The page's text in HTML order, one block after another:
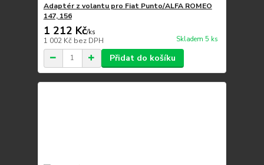
Adaptér z volantu pro Fiat Punto/ALFA ROMEO
147, 156
1 212 Kč/ks
1 002 Kč bez DPH Skladem 5 ks
Přidat do košíku